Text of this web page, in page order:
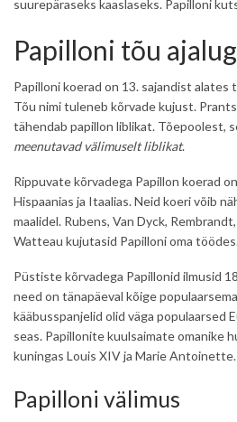
suurepäraseks kaaslaseks. Papilloni
Papilloni tõu
Papilloni koerad on 13. sajandist alates
Tõu nimi tuleneb kõrvade kujust.
tähendab papillon liblikat. Tõepoolest,
meenutavad välimuselt liblikat.
Rippuvate kõrvadega Papillon koerad
Hispaanias ja Itaalias. Neid koeri võib
maalidel. Rubens, Van Dyck,
Watteau kujutasid Papilloni oma
Püstiste kõrvadega Papillonid ilmusid
need on tänapäeval kõige
kääbusspanjelid olid väga populaarsed
seas. Papillonite kuulsaimate omanike
kuningas Louis XIV ja Marie Antoinette.
Papilloni välimus